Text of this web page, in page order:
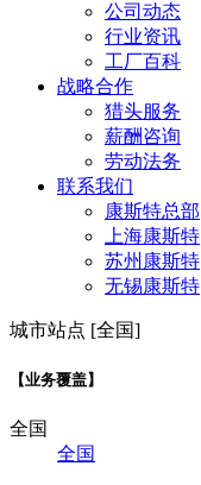
公司动态
行业资讯
工厂百科
战略合作
猎头服务
薪酬咨询
劳动法务
联系我们
康斯特总部
上海康斯特
苏州康斯特
无锡康斯特
城市站点 [全国]
【业务覆盖】
全国
全国